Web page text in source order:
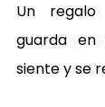
Un
guarda
siente y se